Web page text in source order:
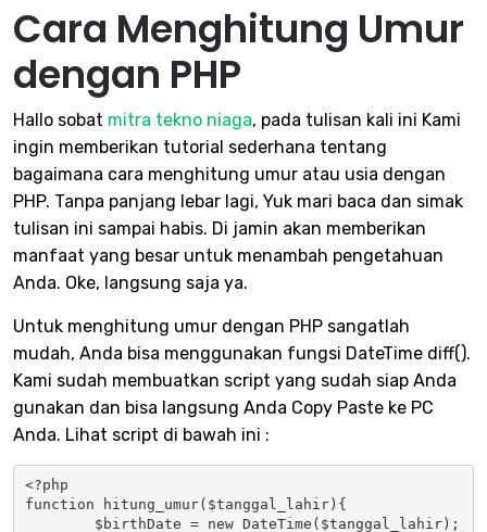
Cara Menghitung Umur
dengan PHP
Hallo sobat mitra tekno niaga, pada tulisan kali ini Kami
ingin memberikan tutorial sederhana tentang
bagaimana cara menghitung umur atau usia dengan
PHP. Tanpa panjang lebar lagi, Yuk mari baca dan simak
tulisan ini sampai habis. Di jamin akan memberikan
manfaat yang besar untuk menambah pengetahuan
Anda. Oke, langsung saja ya.
Untuk menghitung umur dengan PHP sangatlah
mudah, Anda bisa menggunakan fungsi DateTime diff().
Kami sudah membuatkan script yang sudah siap Anda
gunakan dan bisa langsung Anda Copy Paste ke PC
Anda. Lihat script di bawah ini :
<?php
function hitung_umur($tanggal_lahir){